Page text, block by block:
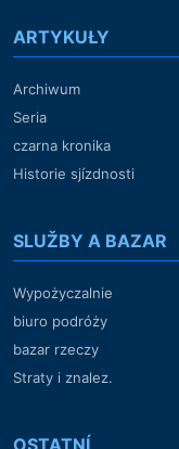
ARTYKUŁY
Archiwum
Seria
czarna kronika
Historie sjízdnosti
SLUŽBY A BAZAR
Wypożyczalnie
biuro podróży
bazar rzeczy
Straty i znalez.